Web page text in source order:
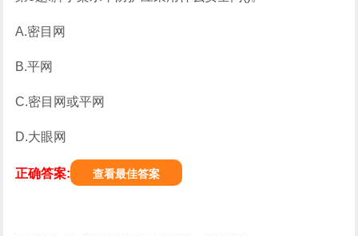
A.密目网
B.平网
C.密目网或平网
D.大眼网
正确答案: 查看最佳答案